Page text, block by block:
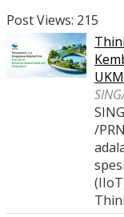
Post Views: 215
/